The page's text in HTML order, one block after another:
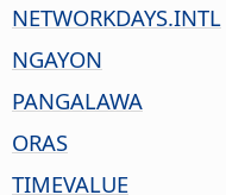
NETWORKDAYS.INTL
NGAYON
PANGALAWA
ORAS
TIMEVALUE